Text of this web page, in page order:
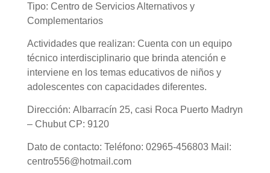
Tipo: Centro de Servicios Alternativos y
Complementarios
Actividades que realizan: Cuenta con un equipo
técnico interdisciplinario que brinda atención e
interviene en los temas educativos de niños y
adolescentes con capacidades diferentes.
Dirección: Albarracín 25, casi Roca Puerto Madryn
– Chubut CP: 9120
Dato de contacto: Teléfono: 02965-456803 Mail:
centro556@hotmail.com